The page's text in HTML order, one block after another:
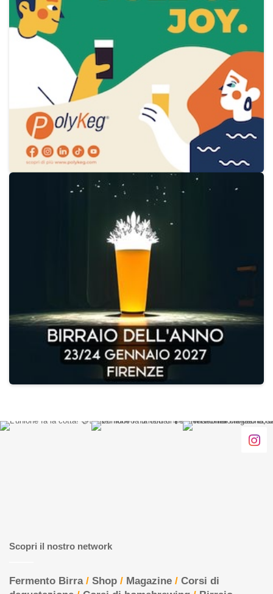
Scopri il nostro network
Fermento Birra/ Shop / Magazine / Corsi di